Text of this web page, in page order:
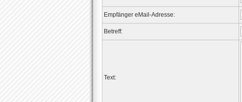
Empfänger eMail-Adresse:
Betreff:
Text: